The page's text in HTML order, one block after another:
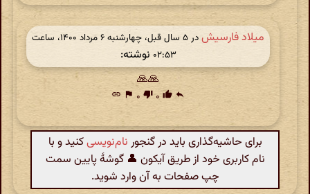
میلاد فارسیش
در ‫۵ سال قبل، چهارشنبه ۶ مرداد ۱۴۰۰، ساعت
۰۲:۵۳ نوشته:
🙏🙏
reply
thumb_up ۰ thumb_down ۰ flag
link
برای حاشیه‌گذاری باید در گنجور نام‌نویسیکنید و با
نام کاربری خود از طریق آیکون 👤 گوشهٔ پایین سمت
چپ صفحات به آن وارد شوید.